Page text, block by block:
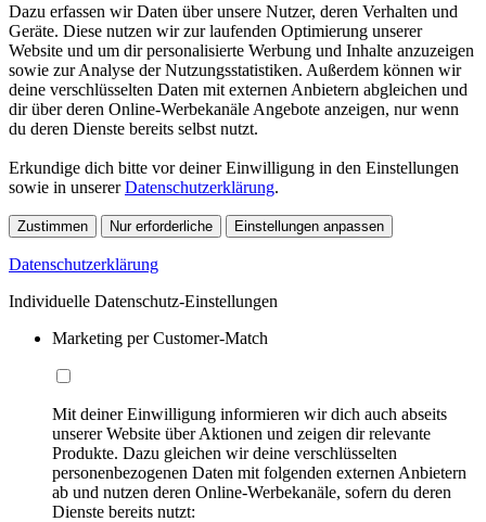
Dazu erfassen wir Daten über unsere Nutzer, deren Verhalten und
Geräte. Diese nutzen wir zur laufenden Optimierung unserer
Website und um dir personalisierte Werbung und Inhalte anzuzeigen
sowie zur Analyse der Nutzungsstatistiken. Außerdem können wir
deine verschlüsselten Daten mit externen Anbietern abgleichen und
dir über deren Online-Werbekanäle Angebote anzeigen, nur wenn
du deren Dienste bereits selbst nutzt.
Erkundige dich bitte vor deiner Einwilligung in den Einstellungen
sowie in unsererDatenschutzerklärung.
Zustimmen Nur erforderliche Einstellungen anpassen
Datenschutzerklärung
Individuelle Datenschutz-Einstellungen
Marketing per Customer-Match
Mit deiner Einwilligung informieren wir dich auch abseits
unserer Website über Aktionen und zeigen dir relevante
Produkte. Dazu gleichen wir deine verschlüsselten
personenbezogenen Daten mit folgenden externen Anbietern
ab und nutzen deren Online-Werbekanäle, sofern du deren
Dienste bereits nutzt: